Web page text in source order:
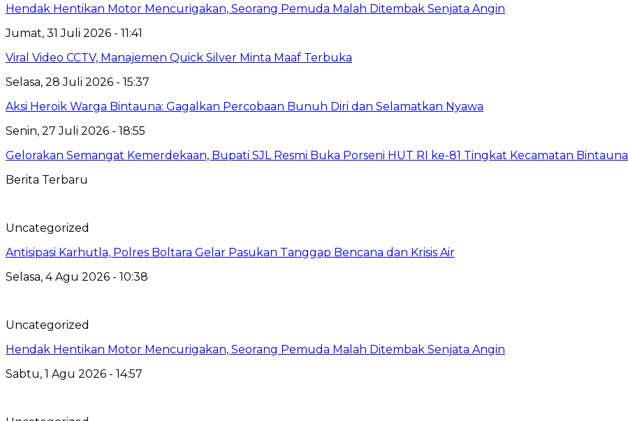
Hendak Hentikan Motor Mencurigakan, Seorang Pemuda Malah Ditembak Senjata Angin
Jumat, 31 Juli 2026 - 11:41
Viral Video CCTV, Manajemen Quick Silver Minta Maaf Terbuka
Selasa, 28 Juli 2026 - 15:37
Aksi Heroik Warga Bintauna: Gagalkan Percobaan Bunuh Diri dan Selamatkan Nyawa
Senin, 27 Juli 2026 - 18:55
Gelorakan Semangat Kemerdekaan, Bupati SJL Resmi Buka Porseni HUT RI ke-81 Tingkat Kecamatan Bintauna
Berita Terbaru
Uncategorized
Antisipasi Karhutla, Polres Boltara Gelar Pasukan Tanggap Bencana dan Krisis Air
Selasa, 4 Agu 2026 - 10:38
Uncategorized
Hendak Hentikan Motor Mencurigakan, Seorang Pemuda Malah Ditembak Senjata Angin
Sabtu, 1 Agu 2026 - 14:57